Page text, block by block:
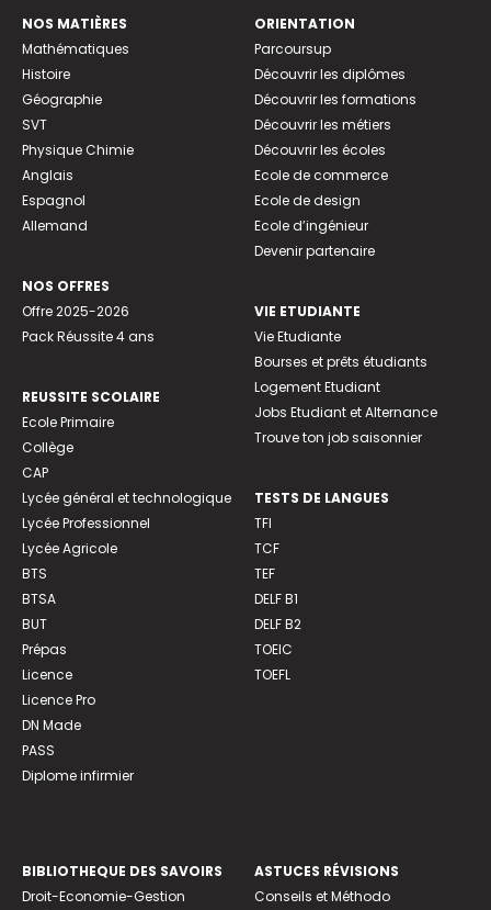
NOS MATIÈRES
Mathématiques
Histoire
Géographie
SVT
Physique Chimie
Anglais
Espagnol
Allemand
NOS OFFRES
Offre 2025-2026
Pack Réussite 4 ans
REUSSITE SCOLAIRE
Ecole Primaire
Collège
CAP
Lycée général et technologique
Lycée Professionnel
Lycée Agricole
BTS
BTSA
BUT
Prépas
Licence
Licence Pro
DN Made
PASS
Diplome infirmier
ORIENTATION
Parcoursup
Découvrir les diplômes
Découvrir les formations
Découvrir les métiers
Découvrir les écoles
Ecole de commerce
Ecole de design
Ecole d’ingénieur
Devenir partenaire
VIE ETUDIANTE
Vie Etudiante
Bourses et prêts étudiants
Logement Etudiant
Jobs Etudiant et Alternance
Trouve ton job saisonnier
TESTS DE LANGUES
TFI
TCF
TEF
DELF B1
DELF B2
TOEIC
TOEFL
BIBLIOTHEQUE DES SAVOIRS
Droit-Economie-Gestion
ASTUCES RÉVISIONS
Conseils et Méthodo